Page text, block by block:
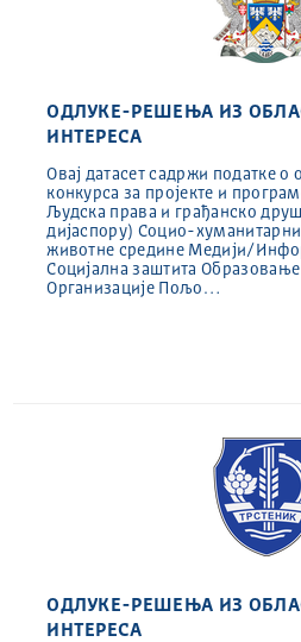
ОДЛУКЕ-РЕШЕЊА ИЗ
ИНТЕРЕСА
Овај датасет садржи податке
конкурса за пројекте и
Људска права и грађанско
дијаспору) Социо-
животне средине Медији/
Социјална заштита
Организације Пољо…
ОДЛУКЕ-РЕШЕЊА ИЗ
ИНТЕРЕСА